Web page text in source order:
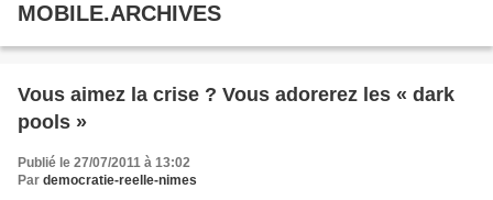
MOBILE.ARCHIVES
Vous aimez la crise ? Vous adorerez les « dark
pools »
Publié le 27/07/2011 à 13:02
Par democratie-reelle-nimes